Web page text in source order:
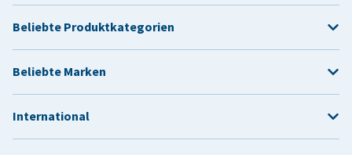
Beliebte Produktkategorien
Beliebte Marken
International